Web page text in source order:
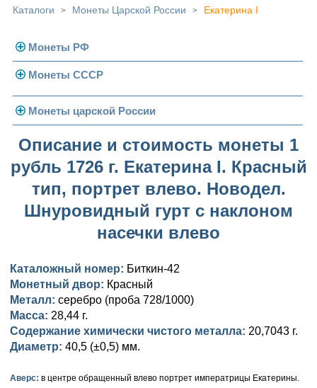
Каталоги > Монеты Царской России > Екатерина I
Монеты РФ
Современная Россия
Монеты 1991-1993 гг.
Монеты СССР
Погодовка СССР
Монеты 1958 года
Золотые червонцы
Памятные и юбилейные
Монеты царской России
Николай II (1894-1917)
Золото
Серебро
Для Финляндии
Памятные и донативные
Александр III (1881-1894)
Золото
Для Финляндии
Памятные и донативные
Александр II (1855-1881)
Медь
Для Финляндии
Памятные и донативные
Серебро
Медь
Для Грузии
Русско-Польские
Золото
Серебро
Медь
Павел I (1796-1801)
Золото
Серебро
Екатерина II (1762-1796)
Золото
Петр III (1762)
Елизавета I (1741-1762)
Описание и стоимость монеты 1
рубль 1726 г. Екатерина I. Красный
тип, портрет влево. Новодел.
Шнуровидный гурт с наклоном
насечки влево
Каталожный номер: Биткин-42
Монетный двор: Красный
Металл: серебро (проба 728/1000)
Масса: 28,44 г.
Содержание химически чистого металла: 20,7043 г.
Диаметр: 40,5 (±0,5) мм.
Аверс: в центре обращенный влево портрет императрицы Екатерины.